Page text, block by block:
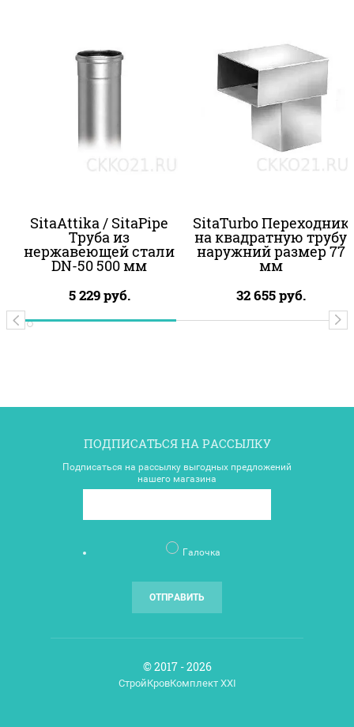
SitaAttika / SitaPipe
Труба из
нержавеющей стали
DN-50 500 мм
5 229руб.
SitaTurbo Переходник
на квадратную трубу
наружний размер 77
мм
32 655руб.
ПОДПИСАТЬСЯ НА РАССЫЛКУ
Подписаться на рассылку выгодных предложений
нашего магазина
Галочка
ОТПРАВИТЬ
© 2017 - 2026
СтройКровКомплект XXI